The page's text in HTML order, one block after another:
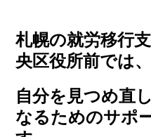
札幌の就労移行
央区役所前では、
自分を見つめ直
なるためのサポ